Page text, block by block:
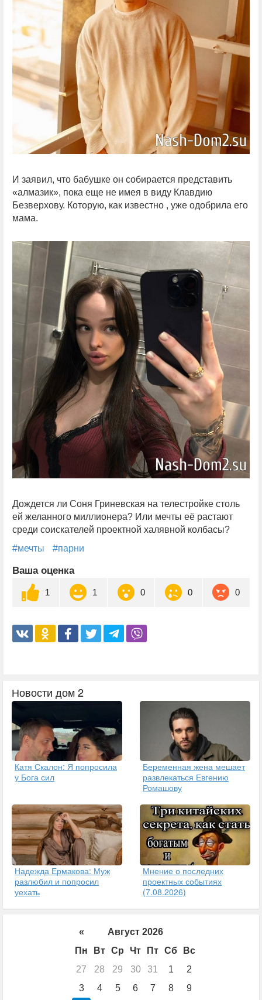
И заявил, что бабушке он собирается представить
«алмазик», пока еще не имея в виду Клавдию
Безверхову. Которую, как известно , уже одобрила его
мама.
Дождется ли Соня Гриневская на телестройке столь
ей желанного миллионера? Или мечты её растают
среди соискателей проектной халявной колбасы?
#мечты
#парни
Ваша оценка
1 1 0 0 0
Новости дом 2
Катя Скалон: Я попросила
у Бога сил
Беременная жена мешает
развлекаться Евгению
Ромашову
Надежда Ермакова: Муж
разлюбил и попросил
уехать
Мнение о последних
проектных событиях
(7.08.2026)
«
Август 2026
Пн
Вт Ср Чт Пт Сб
Вс
27
28 29 30 31 1
2
3
4 5 6 7 8 9